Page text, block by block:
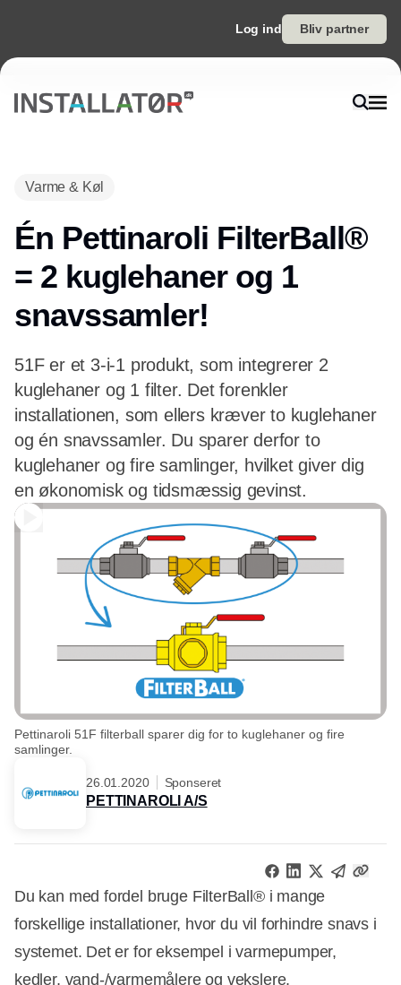
Log ind Bliv partner
Varme & Køl
Én Pettinaroli FilterBall®
= 2 kuglehaner og 1
snavssamler!
51F er et 3-i-1 produkt, som integrerer 2
kuglehaner og 1 filter. Det forenkler
installationen, som ellers kræver to kuglehaner
og én snavssamler. Du sparer derfor to
kuglehaner og fire samlinger, hvilket giver dig
en økonomisk og tidsmæssig gevinst.
Pettinaroli 51F filterball sparer dig for to kuglehaner og fire
samlinger.
26.01.2020 Sponseret
PETTINAROLI A/S
Du kan med fordel bruge FilterBall® i mange
forskellige installationer, hvor du vil forhindre snavs i
systemet. Det er for eksempel i varmepumper,
kedler, vand-/varmemålere og vekslere.